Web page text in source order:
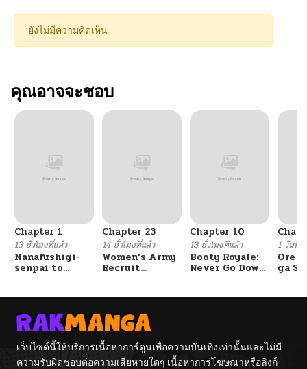
ยังไม่มีความคิดเห็น
คุณอาจจะชอบ
Chapter 1
13 ชั่วโมงที่แล้ว
Nanafushigi-
senpai to
Chapter 23
14 ชั่วโมงที่แล้ว
Women’s Army
Recruit
Chapter 10
13 ชั่วโมงที่แล้ว
Booty Royale:
Never Go Down
1 วันที่แ
Ore
ga
Tag
เว็บไซต์นี้ให้บริการเนื้อหาการ์ตูนเพื่อความบันเทิงเท่านั้นและไม่มี
ความรับผิดชอบต่อความเสียหายใดๆ เนื้อหาการโฆษณาหรือลิงก์